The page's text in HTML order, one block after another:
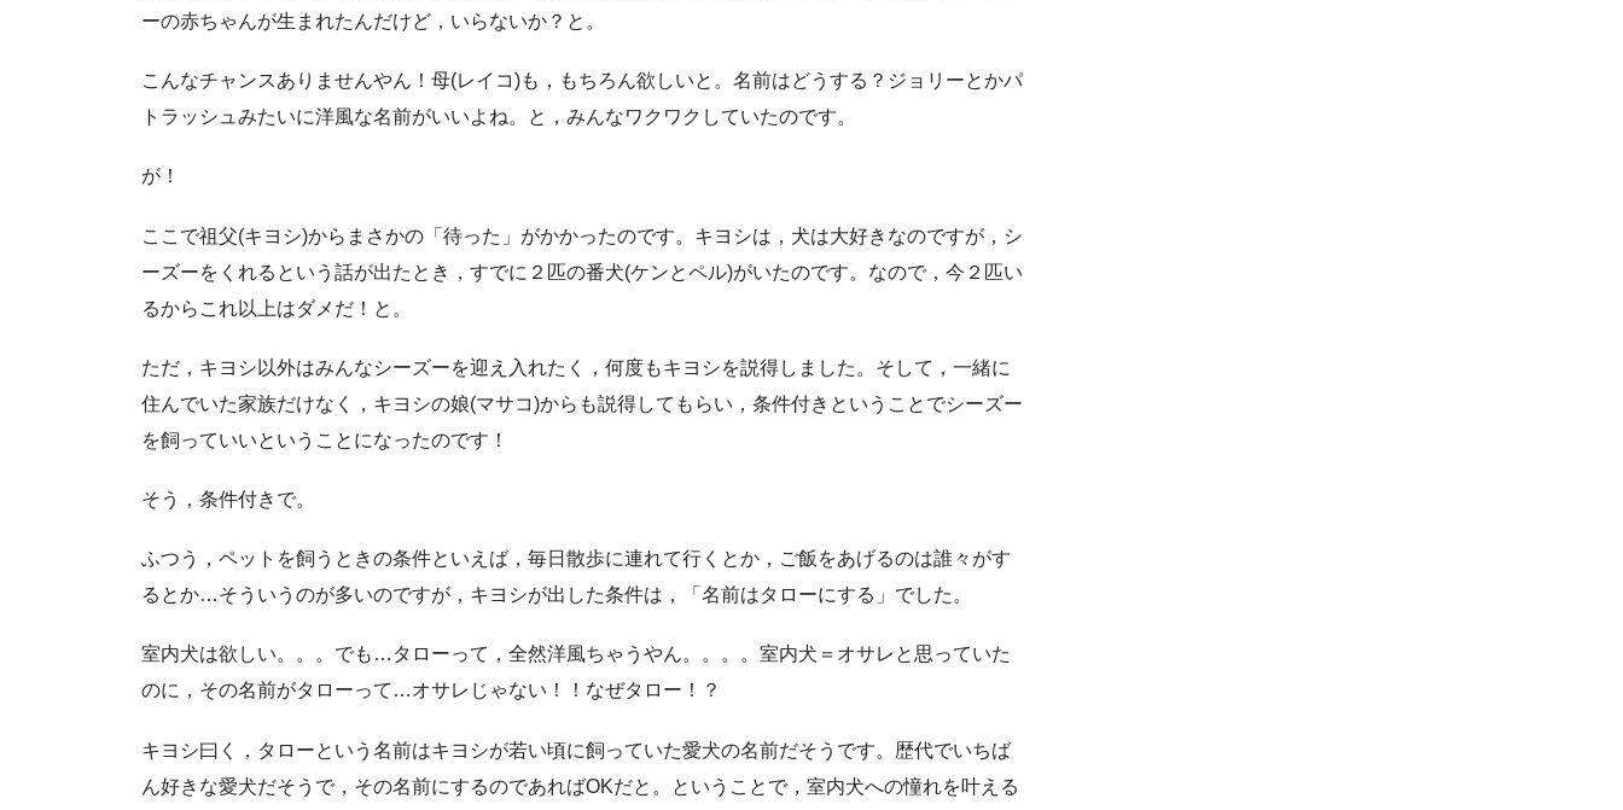
ーの赤ちゃんが生まれたんだけど，いらないか？と。
こんなチャンスありませんやん！母(レイコ)も，もちろん欲しいと。 名前はどうする？ジョリーとかパ
トラッシュみたいに洋風な名前がいいよね。
と，みんなワクワクしていたのです。
が！
ここで祖父(キヨシ)からまさかの「待った」がかかったのです。 キヨシは，犬は大好きなのですが，シ
ーズーをくれるという話が出たとき，すでに２匹の番犬(ケンとペル)がいたのです。 なので，今２匹い
るからこれ以上はダメだ！と。
ただ，キヨシ以外はみんなシーズーを迎え入れたく，何度もキヨシを説得しました。 そして，一緒に
住んでいた家族だけなく，キヨシの娘(マサコ)からも説得してもらい，条件付きということでシーズー
を飼っていいということになったのです！
そう，条件付きで。
ふつう，ペットを飼うときの条件といえば，毎日散歩に連れて行くとか，ご飯をあげるのは誰々がす
るとか…そういうのが多いのですが，キヨシが出した条件は，「名前はタローにする」でした。
室内犬は欲しい。。。 でも…タローって，全然洋風ちゃうやん。。。。 室内犬＝オサレと思っていた
のに，その名前がタローって…オサレじゃない！！ なぜタロー！？
キヨシ曰く，タローという名前はキヨシが若い頃に飼っていた愛犬の名前だそうです。 歴代でいちば
ん好きな愛犬だそうで，その名前にするのであればOKだと。
ということで，室内犬への憧れを叶える